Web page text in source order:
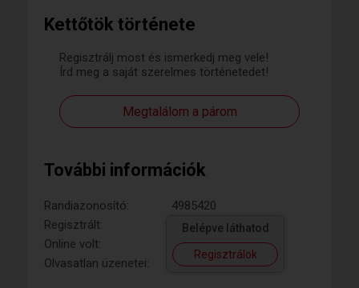
Kettőtök története
Regisztrálj most és ismerkedj meg vele!
Írd meg a saját szerelmes történetedet!
Megtalálom a párom
További információk
Randiazonosító:
4985420
Regisztrált:
Online volt:
Olvasatlan üzenetei:
Belépve láthatod
Regisztrálok